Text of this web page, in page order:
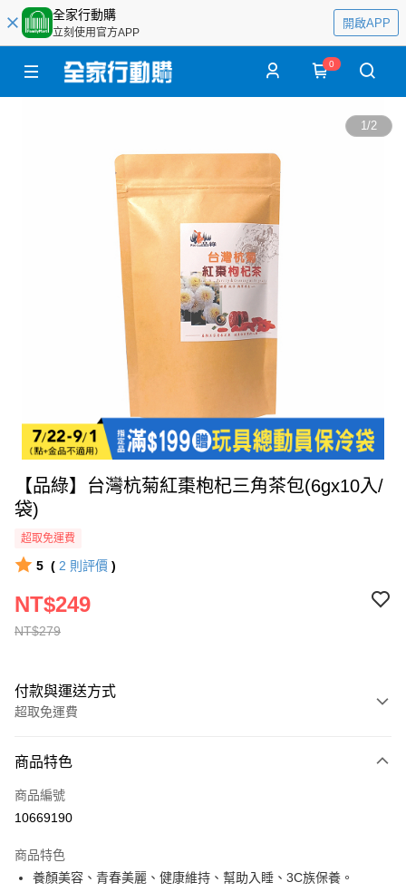
全家行動購
立刻使用官方APP
開啟APP
0
1/2
【品綠】台灣杭菊紅棗枹杞三角茶包(6gx10入/
袋)
超取免運費
5 ( 2 則評價 )
NT$279
NT$249
付款與運送方式
超取免運費
全家線上支付
超商取貨付款
運送方式
全家取貨付款
商品特色
商品編號
10669190
商品特色
養顏美容、青春美麗、健康維持、幫助入睡、3C族保養。